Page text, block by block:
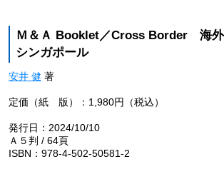
Ｍ＆Ａ Booklet／Cross Border 海
シンガポール
安井 健 著
定価（紙 版）：1,980円（税込）
発行日：2024/10/10
Ａ５判 / 64頁
ISBN：978-4-502-50581-2